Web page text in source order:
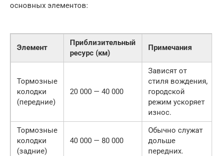
основных элементов:
Элемент
Приблизительный
ресурс (км)
Примечания
Тормозные
колодки
(передние)
20 000 — 40 000
Зависят от
стиля вождения,
городской
режим ускоряет
износ.
Тормозные
колодки
(задние)
40 000 — 80 000
Обычно служат
дольше
передних.